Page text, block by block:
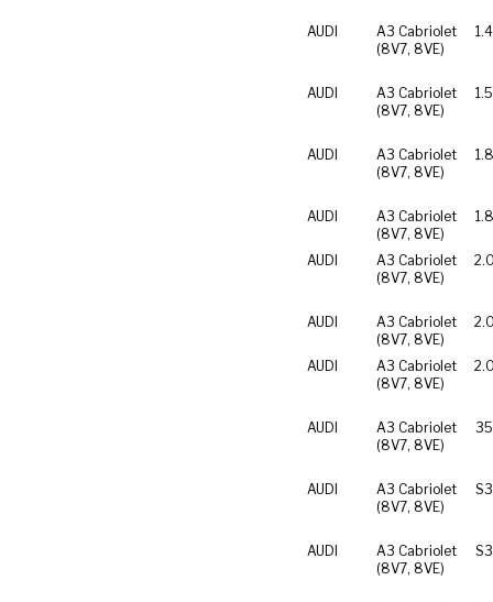
AUDI
A3 Cabriolet
(8V7, 8VE)
AUDI
A3 Cabriolet
(8V7, 8VE)
AUDI
A3 Cabriolet
(8V7, 8VE)
AUDI
A3 Cabriolet
(8V7, 8VE)
AUDI
A3 Cabriolet
(8V7, 8VE)
AUDI
A3 Cabriolet
(8V7, 8VE)
AUDI
A3 Cabriolet
(8V7, 8VE)
AUDI
A3 Cabriolet
(8V7, 8VE)
AUDI
A3 Cabriolet
(8V7, 8VE)
AUDI
A3 Cabriolet
(8V7, 8VE)